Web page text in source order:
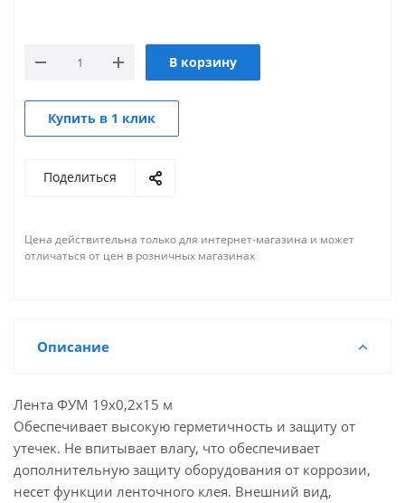
В корзину
Купить в 1 клик
Поделиться
Цена действительна только для интернет-магазина и может
отличаться от цен в розничных магазинах
Описание
Лента ФУМ 19х0,2х15 м
Обеспечивает высокую герметичность и защиту от
утечек. Не впитывает влагу, что обеспечивает
дополнительную защиту оборудования от коррозии,
несет функции ленточного клея. Внешний вид,